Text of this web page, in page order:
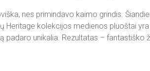
nes primindavo kaimo grindis.
Heritage kolekcijos medienos pluoštai
padaro unikalia. Rezultatas – fantastiško